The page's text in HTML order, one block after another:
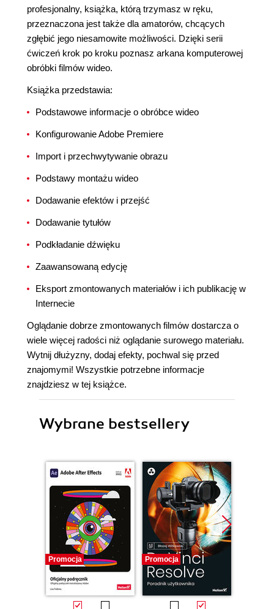
profesjonalny, książka, którą trzymasz w ręku,
przeznaczona jest także dla amatorów, chcących
zgłębić jego niesamowite możliwości. Dzięki serii
ćwiczeń krok po kroku poznasz arkana komputerowej
obróbki filmów wideo.
Książka przedstawia:
Podstawowe informacje o obróbce wideo
Konfigurowanie Adobe Premiere
Import i przechwytywanie obrazu
Podstawy montażu wideo
Dodawanie efektów i przejść
Dodawanie tytułów
Podkładanie dźwięku
Zaawansowaną edycję
Eksport zmontowanych materiałów i ich publikację w
Internecie
Oglądanie dobrze zmontowanych filmów dostarcza o
wiele więcej radości niż oglądanie surowego materiału.
Wytnij dłużyzny, dodaj efekty, pochwal się przed
znajomymi! Wszystkie potrzebne informacje
znajdziesz w tej książce.
Wybrane bestsellery
Promocja Promocja